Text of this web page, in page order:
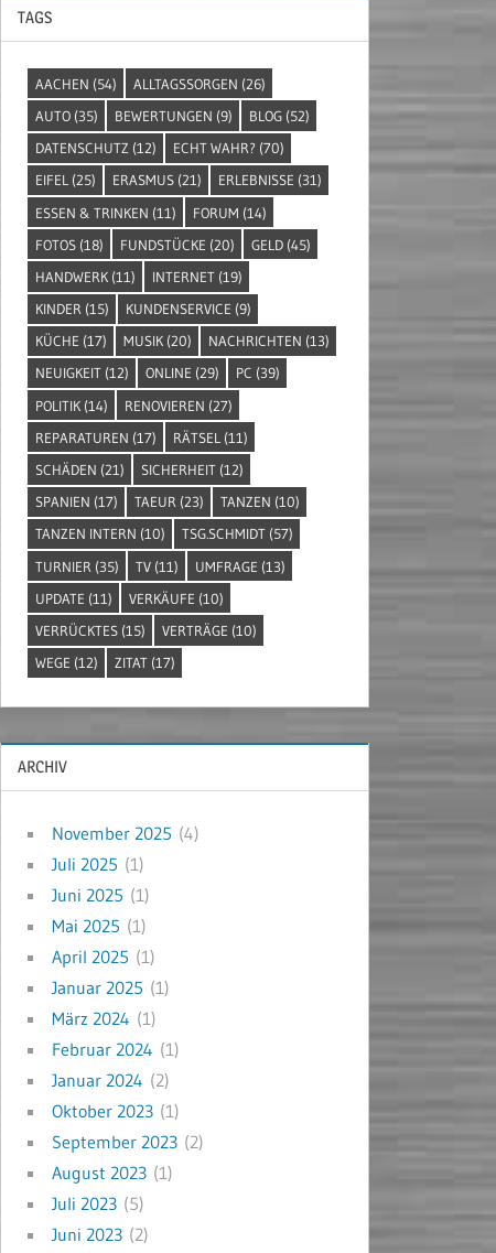
TAGS
AACHEN (54) ALLTAGSSORGEN (26)
AUTO(35) BEWERTUNGEN (9) BLOG(52)
DATENSCHUTZ (12) ECHT WAHR? (70)
EIFEL(25) ERASMUS(21) ERLEBNISSE (31)
ESSEN & TRINKEN (11) FORUM (14)
FOTOS(18) FUNDSTÜCKE (20) GELD(45)
HANDWERK(11) INTERNET(19)
KINDER (15) KUNDENSERVICE (9)
KÜCHE (17) MUSIK(20) NACHRICHTEN (13)
NEUIGKEIT(12) ONLINE (29) PC (39)
POLITIK(14) RENOVIEREN (27)
REPARATUREN (17) RÄTSEL (11)
SCHÄDEN (21) SICHERHEIT(12)
SPANIEN (17) TAEUR(23) TANZEN (10)
TANZEN INTERN (10) TSG.SCHMIDT(57)
TURNIER (35) TV(11) UMFRAGE (13)
UPDATE (11) VERKÄUFE (10)
VERRÜCKTES(15) VERTRÄGE (10)
WEGE (12) ZITAT(17)
ARCHIV
November 2025 (4)
Juli 2025 (1)
Juni 2025 (1)
Mai 2025 (1)
April 2025 (1)
Januar 2025 (1)
März 2024 (1)
Februar 2024 (1)
Januar 2024 (2)
Oktober 2023 (1)
September 2023 (2)
August 2023 (1)
Juli 2023 (5)
Juni 2023 (2)